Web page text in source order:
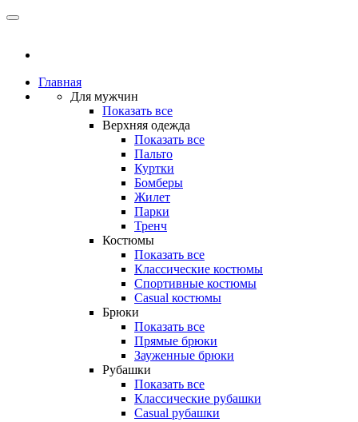
Главная
Для мужчин
Показать все
Верхняя одежда
Показать все
Пальто
Куртки
Бомберы
Жилет
Парки
Тренч
Костюмы
Показать все
Классические костюмы
Спортивные костюмы
Casual костюмы
Брюки
Показать все
Прямые брюки
Зауженные брюки
Рубашки
Показать все
Классические рубашки
Casual рубашки